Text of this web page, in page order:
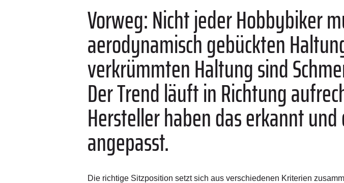
Vorweg: Nicht jeder Hobbybiker
aerodynamisch gebückten
verkrümmten Haltung sind
Der Trend läuft in Richtung
Hersteller haben das erkannt
angepasst.
Die richtige Sitzposition setzt sich aus verschiedenen Kriterien